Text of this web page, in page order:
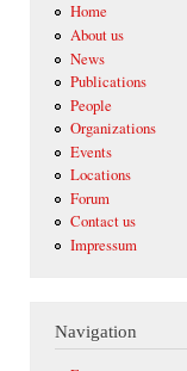
Home
About us
News
Publications
People
Organizations
Events
Locations
Forum
Contact us
Impressum
Navigation